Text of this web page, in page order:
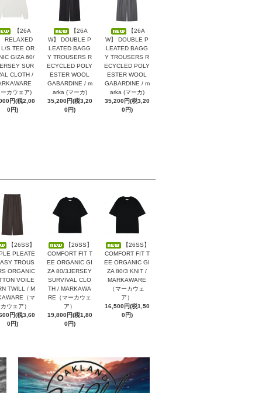
【26A
RELAXED
L/S TEE OR
GIZA 60/
SUR
CLOTH /
カウェア)
円(税2,00
0円)
【26A
W】 DOUBLE P
LEATED BAGG
Y TROUSERS R
ECYCLED POLY
ESTER WOOL
GABARDINE / m
arka (マーカ)
35,200円(税3,20
0円)
【26A
W】 DOUBLE P
LEATED BAGG
Y TROUSERS R
ECYCLED POLY
ESTER WOOL
GABARDINE / m
arka (マーカ)
35,200円(税3,20
0円)
【26SS】
PLEATE
TROUS
ORGANIC
VOILE
TWILL / M
（マ
ウェア）
円(税3,60
0円)
【26SS】
COMFORT FIT T
EE ORGANIC GI
ZA 80/3JERSEY
SURVIVAL CLO
TH / MARKAWA
RE（マーカウェ
ア）
19,800円(税1,80
0円)
【26SS】
COMFORT FIT T
EE ORGANIC GI
ZA 80/3 KNIT /
MARKAWARE
（マーカウェ
ア）
16,500円(税1,50
0円)